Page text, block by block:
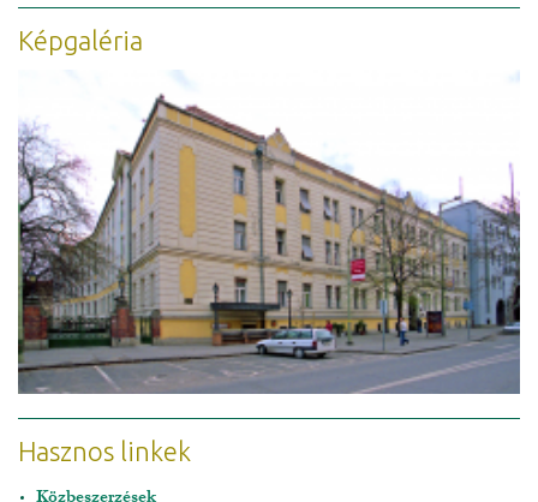
Képgaléria
Hasznos linkek
Közbeszerzések